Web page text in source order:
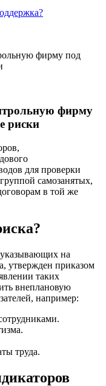
фирму под
фирму
риски
для проверки
самозанятых,
в той же
на
утвержден приказом
таких
внеплановую
например:
труда.